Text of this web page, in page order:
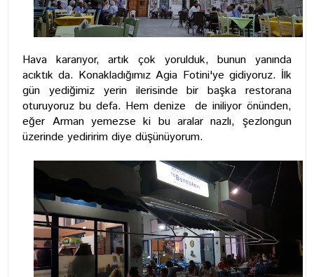
Hava kararıyor, artık çok yorulduk, bunun yanında
acıktık da. Konakladığımız Agia Fotini'ye gidiyoruz. İlk
gün yediğimiz yerin ilerisinde bir başka restorana
oturuyoruz bu defa. Hem denize de iniliyor önünden,
eğer Arman yemezse ki bu aralar nazlı, şezlongun
üzerinde yediririm diye düşünüyorum.